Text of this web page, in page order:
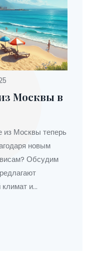
Москвы в
из Москвы теперь
новым
Обсудим
и
коротким
могут стать